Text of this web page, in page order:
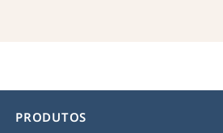
PRODUTOS